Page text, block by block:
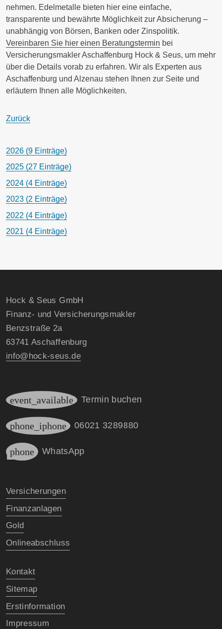
nehmen. Edelmetalle bieten hier eine einfache,
transparente und bewährte Möglichkeit zur Absicherung –
unabhängig von Börsen, Banken oder Zinspolitik.
Vereinbaren Sie hier einen Beratungstermin bei
Versicherungsmakler Aschaffenburg Hock & Seus, um mehr
über die Details vorab zu erfahren. Wir als Experten aus
Aschaffenburg und Alzenau stehen Ihnen zur Seite und
erläutern Ihnen alle Möglichkeiten.
Zurück
2026 (9 Einträge)
2025 (27 Einträge)
2024 (4 Einträge)
2023 (2 Einträge)
2022 (4 Einträge)
2021 (4 Einträge)
Hock & Seus GmbH
Finanz- und Versicherungsmakler
Benzstraße 2a
63741 Aschaffenburg
info@hock-seus.de
event_available Termin buchen
phone_iphone 06021 3289880
phone WhatsApp
Versicherungen
Finanzanlagen
Gold
Onlineabschluss
Kontakt
Sitemap
Erstinformation
Impressum